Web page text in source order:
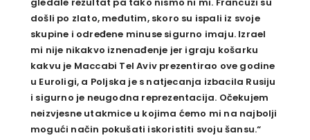
došli po zlato, međutim, skoro su ispali iz svoje
skupine i određene minuse sigurno imaju. Izrael
mi nije nikakvo iznenađenje jer igraju košarku
kakvu je Maccabi Tel Aviv prezentirao ove godine
u Euroligi, a Poljska je s natjecanja izbacila Rusiju
i sigurno je neugodna reprezentacija. Očekujem
neizvjesne utakmice u kojima ćemo mi na najbolji
mogući način pokušati iskoristiti svoju šansu.“